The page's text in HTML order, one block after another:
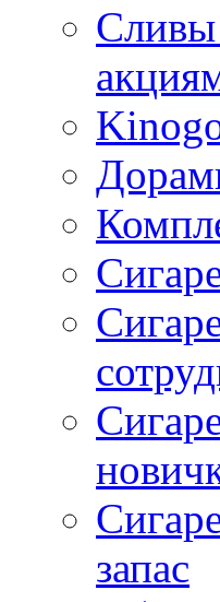
Сливы
запас